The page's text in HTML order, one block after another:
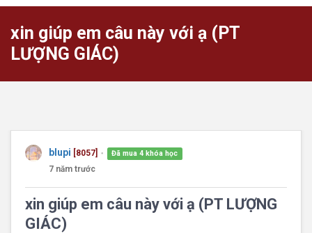
xin giúp em câu này với ạ (PT
LƯỢNG GIÁC)
blupi [8057] ● Đã mua 4 khóa học
7 năm trước
xin giúp em câu này với ạ (PT LƯỢNG
GIÁC)